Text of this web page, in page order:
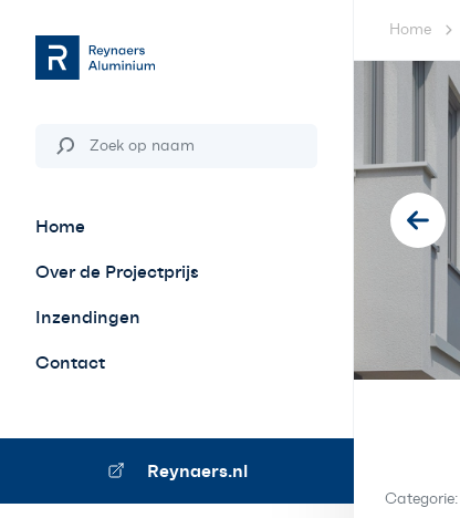
Home
Over de Projectprijs
Inzendingen
Contact
Reynaers.nl
Home